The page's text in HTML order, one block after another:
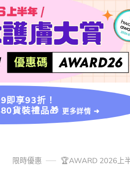
即享93折！
貨裝禮品🎁 更多詳情 ➜
限時優惠 🏆AWARD 2026上